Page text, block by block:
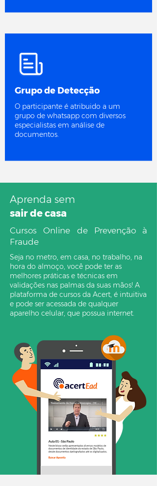
Grupo de Detecção
O participante é atribuido a um
grupo de whatsapp com diversos
especialistas em análise de
documentos.
Aprenda sem
sair de casa
Cursos Online de Prevenção à
Fraude
Seja no metro, em casa, no trabalho, na
hora do almoço, você pode ter as
melhores práticas e técnicas em
validações nas palmas da suas mãos! A
plataforma de cursos da Acert, é intuitiva
e pode ser acessada de qualquer
aparelho celular, que possua internet.